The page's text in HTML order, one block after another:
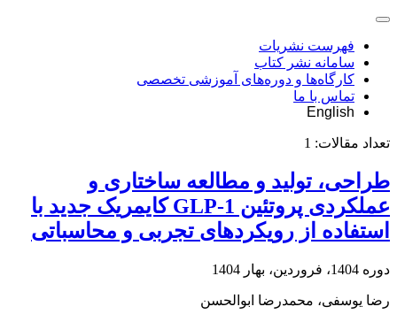
فهرست نشریات
سامانه نشر کتاب
کارگاه‌ها و دوره‌های آموزشی تخصصی
تماس با ما
English
تعداد مقالات: 1
طراحی، تولید و مطالعه ساختاری و
عملکردی پروتئین GLP-1 کایمریک جدید با
استفاده از رویکردهای تجربی و محاسباتی
دوره 1404، فروردین، بهار 1404
رضا یوسفی، محمدرضا ابوالحسن